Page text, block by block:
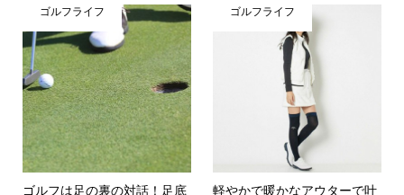
ゴルフライフ
ゴルフは足の裏の対話！足底
ゴルフライフ
軽やかで暖かなアウターで叶